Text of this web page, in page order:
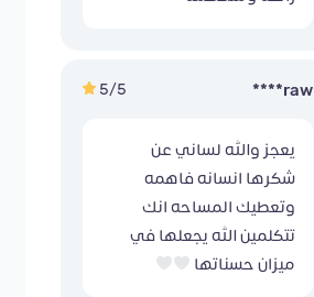
raw****
5/5
يعجز والله لساني عن
شكرها انسانه فاهمه
وتعطيك المساحه انك
تتكلمين الله يجعلها في
ميزان حسناتها